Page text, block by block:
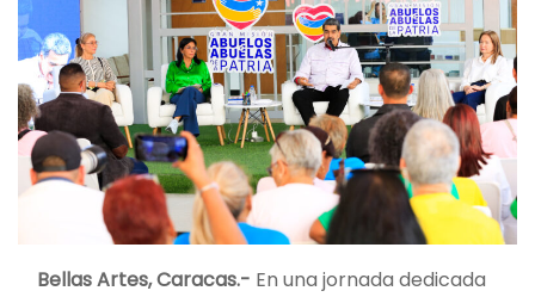
Bellas Artes, Caracas.- En una jornada dedicada